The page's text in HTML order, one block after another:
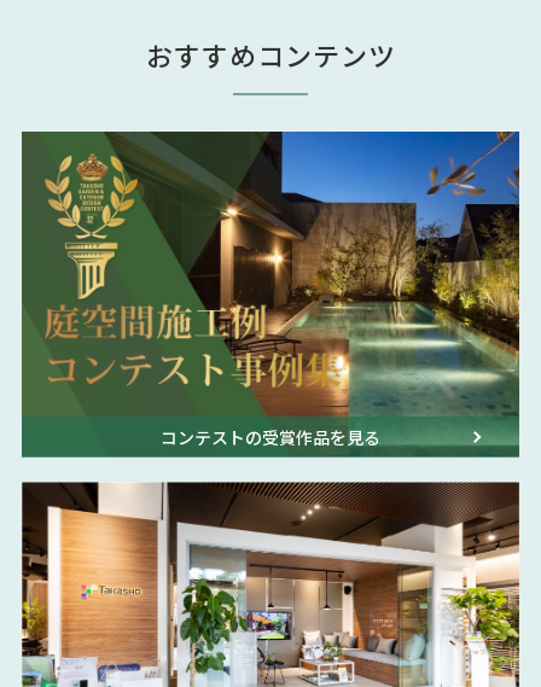
おすすめコンテンツ
コンテストの受賞作品を見る